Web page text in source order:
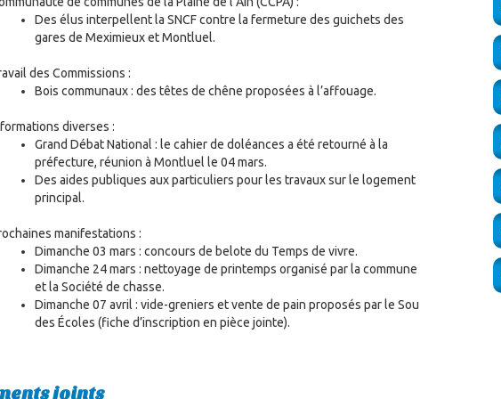
Des élus interpellent la SNCF contre la fermeture des guichets des
gares de Meximieux et Montluel.
des Commissions :
Bois communaux : des têtes de chêne proposées à l’affouage.
diverses :
Grand Débat National : le cahier de doléances a été retourné à la
préfecture, réunion à Montluel le 04 mars.
Des aides publiques aux particuliers pour les travaux sur le logement
principal.
manifestations :
Dimanche 03 mars : concours de belote du Temps de vivre.
Dimanche 24 mars : nettoyage de printemps organisé par la commune
et la Société de chasse.
Dimanche 07 avril : vide-greniers et vente de pain proposés par le Sou
des Écoles (fiche d’inscription en pièce jointe).
joints